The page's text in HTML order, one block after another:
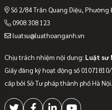
Số 2/84 Trần Quang Diệu,
0908 308 123
luatsu@luathoanganh.vn
Chịu trách nhiệm nội dung: Luật sư
Giấy đăng ký hoạt động số
cấp bởi Sở Tư pháp thành phố Hà Nội.